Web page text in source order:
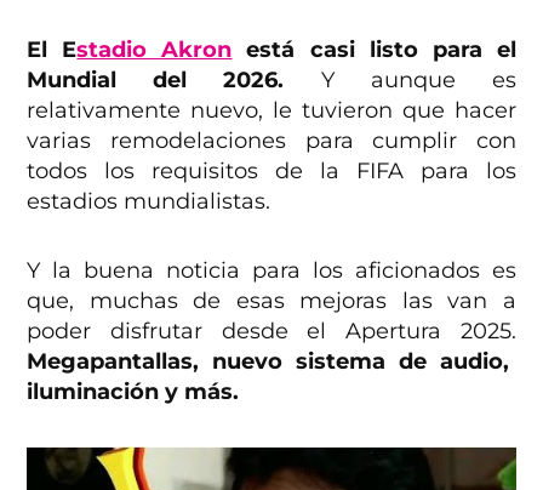
El Estadio Akron está casi listo para el
Mundial del 2026. Y aunque es
relativamente nuevo, le tuvieron que hacer
varias remodelaciones para cumplir con
todos los requisitos de la FIFA para los
estadios mundialistas.
Y la buena noticia para los aficionados es
que, muchas de esas mejoras las van a
poder disfrutar desde el Apertura 2025.
Megapantallas, nuevo sistema de audio,
iluminación y más.